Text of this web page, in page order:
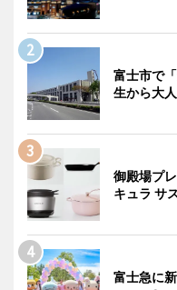
富士市で
生から大
御殿場プ
キュラ サ
富士急に